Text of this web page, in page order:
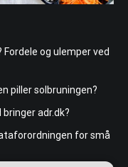
og ulemper ved
piller solbruningen?
adr.dk?
for små